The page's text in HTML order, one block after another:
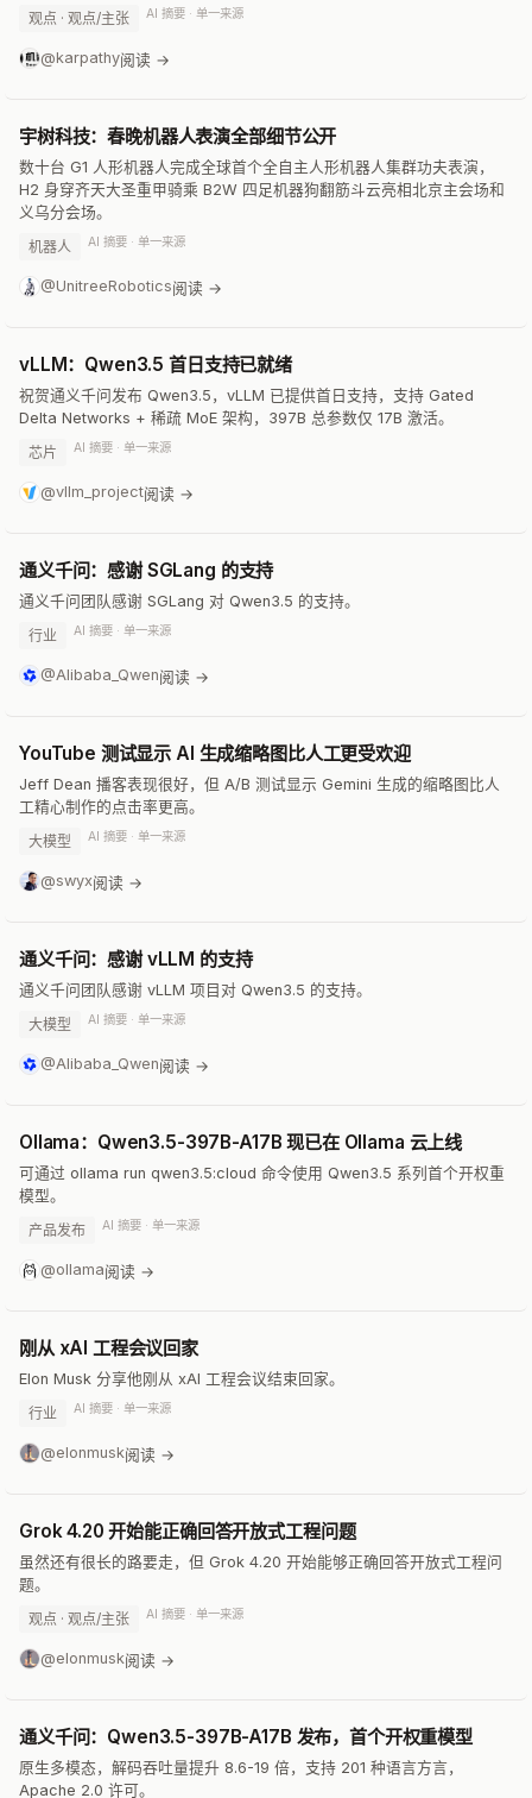
观点 · 观点/主张
AI 摘要 · 单一来源
@karpathy阅读 →
宇树科技：春晚机器人表演全部细节公开
数十台 G1 人形机器人完成全球首个全自主人形机器人集群功夫表演，
H2 身穿齐天大圣重甲骑乘 B2W 四足机器狗翻筋斗云亮相北京主会场和
义乌分会场。
机器人
AI 摘要 · 单一来源
@UnitreeRobotics阅读 →
vLLM：Qwen3.5 首日支持已就绪
祝贺通义千问发布 Qwen3.5，vLLM 已提供首日支持，支持 Gated
Delta Networks + 稀疏 MoE 架构，397B 总参数仅 17B 激活。
芯片
AI 摘要 · 单一来源
@vllm_project阅读 →
通义千问：感谢 SGLang 的支持
通义千问团队感谢 SGLang 对 Qwen3.5 的支持。
行业
AI 摘要 · 单一来源
@Alibaba_Qwen阅读 →
YouTube 测试显示 AI 生成缩略图比人工更受欢迎
Jeff Dean 播客表现很好，但 A/B 测试显示 Gemini 生成的缩略图比人
工精心制作的点击率更高。
大模型
AI 摘要 · 单一来源
@swyx阅读 →
通义千问：感谢 vLLM 的支持
通义千问团队感谢 vLLM 项目对 Qwen3.5 的支持。
大模型
AI 摘要 · 单一来源
@Alibaba_Qwen阅读 →
Ollama：Qwen3.5-397B-A17B 现已在 Ollama 云上线
可通过 ollama run qwen3.5:cloud 命令使用 Qwen3.5 系列首个开权重
模型。
产品发布
AI 摘要 · 单一来源
@ollama阅读 →
刚从 xAI 工程会议回家
Elon Musk 分享他刚从 xAI 工程会议结束回家。
行业
AI 摘要 · 单一来源
@elonmusk阅读 →
Grok 4.20 开始能正确回答开放式工程问题
虽然还有很长的路要走，但 Grok 4.20 开始能够正确回答开放式工程问
题。
观点 · 观点/主张
AI 摘要 · 单一来源
@elonmusk阅读 →
通义千问：Qwen3.5-397B-A17B 发布，首个开权重模型
原生多模态，解码吞吐量提升 8.6-19 倍，支持 201 种语言方言，
Apache 2.0 许可。